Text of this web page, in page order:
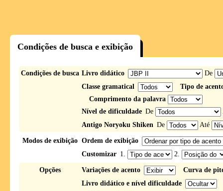
Condições de busca e exibição
Condições de busca Livro didático
De
Classe gramatical
Tipo de
Comprimento da palavra
Nível de dificuldade De
Antigo Noryoku Shiken De Até
Modos de exibição Ordem de exibição
Customizar 1. 2.
Opções Variações de acento
Curva de
Livro didático e nível dificuldade